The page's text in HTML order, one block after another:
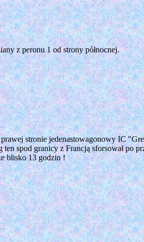
z peronu 1 od strony północnej.
stronie jedenastowagonowy IC
ten spod granicy z Francją sforsował po
blisko 13 godzin !